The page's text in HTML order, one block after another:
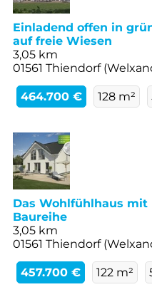
Einladend offen in
auf freie Wiesen
3,05 km
01561 Thiendorf
464.700 € 128 m²
Das Wohlfühlhaus mit
Baureihe
3,05 km
01561 Thiendorf
457.700 € 122 m²